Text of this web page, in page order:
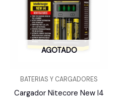
AGOTADO
BATERIAS Y CARGADORES
Cargador Nitecore New I4